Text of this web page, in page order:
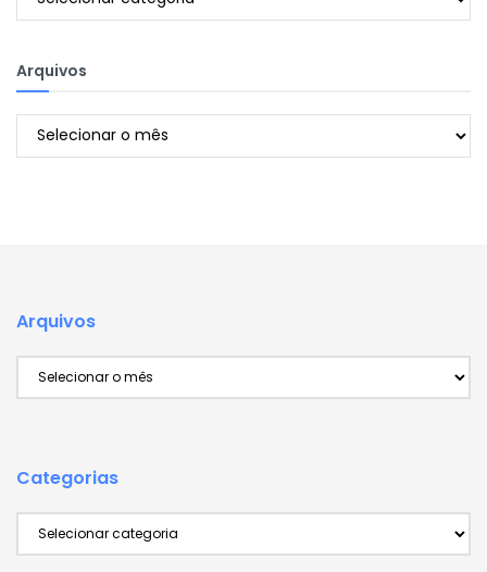
Arquivos
Arquivos
Arquivos
Categorias